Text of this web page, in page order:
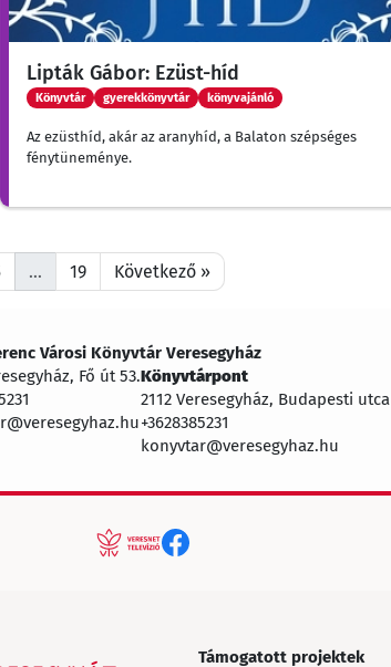
Lipták Gábor: Ezüst-híd
Könyvtár gyerekkönyvtár könyvajánló
Az ezüsthíd, akár az aranyhíd, a Balaton szépséges
fénytüneménye.
… 19 Következő »
Városi Könyvtár Veresegyház
Fő út 53.Könyvtárpont
2112 Veresegyház, Budapesti
+3628385231
konyvtar@veresegyhaz.hu
Támogatott projektek